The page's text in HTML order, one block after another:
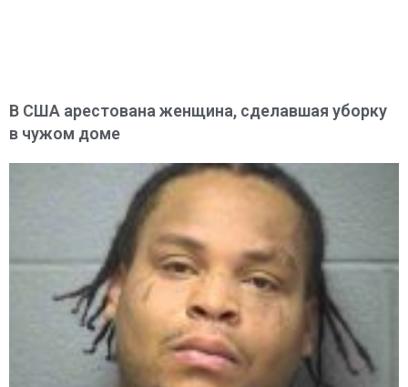
В США арестована женщина, сделавшая уборку
в чужом доме